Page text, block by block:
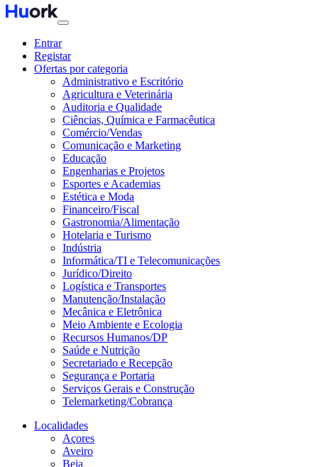
Entrar
Registar
Ofertas por categoria
Administrativo e Escritório
Agricultura e Veterinária
Auditoria e Qualidade
Ciências, Química e Farmacêutica
Comércio/Vendas
Comunicação e Marketing
Educação
Engenharias e Projetos
Esportes e Academias
Estética e Moda
Financeiro/Fiscal
Gastronomia/Alimentação
Hotelaria e Turismo
Indústria
Informática/TI e Telecomunicações
Jurídico/Direito
Logística e Transportes
Manutenção/Instalação
Mecânica e Eletrônica
Meio Ambiente e Ecologia
Recursos Humanos/DP
Saúde e Nutrição
Secretariado e Recepção
Segurança e Portaria
Serviços Gerais e Construção
Telemarketing/Cobrança
Localidades
Açores
Aveiro
Beja